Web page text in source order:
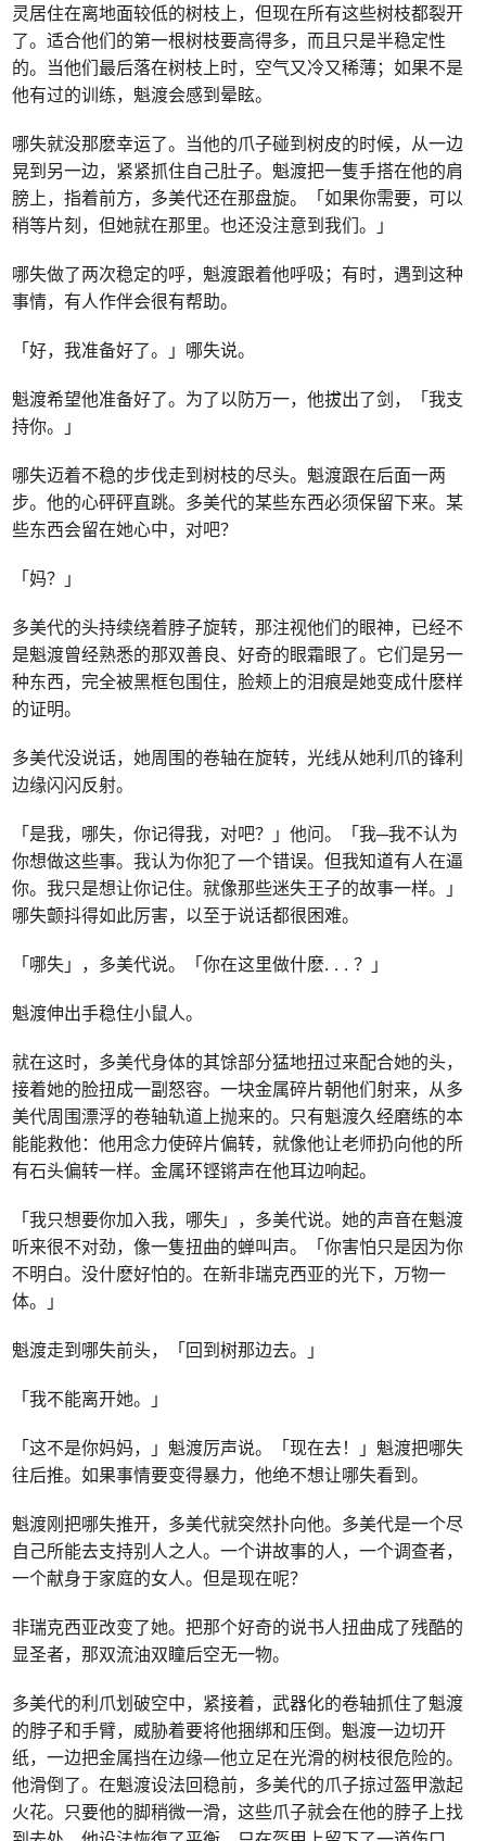
灵居住在离地面较低的树枝上，但现在所有这些树枝都裂开
了。适合他们的第一根树枝要高得多，而且只是半稳定性
的。当他们最后落在树枝上时，空气又冷又稀薄；如果不是
他有过的训练，魁渡会感到晕眩。
哪失就没那麽幸运了。当他的爪子碰到树皮的时候，从一边
晃到另一边，紧紧抓住自己肚子。魁渡把一隻手搭在他的肩
膀上，指着前方，多美代还在那盘旋。「如果你需要，可以
稍等片刻，但她就在那里。也还没注意到我们。」
哪失做了两次稳定的呼，魁渡跟着他呼吸；有时，遇到这种
事情，有人作伴会很有帮助。
「好，我准备好了。」哪失说。
魁渡希望他准备好了。为了以防万一，他拔出了剑，「我支
持你。」
哪失迈着不稳的步伐走到树枝的尽头。魁渡跟在后面一两
步。他的心砰砰直跳。多美代的某些东西必须保留下来。某
些东西会留在她心中，对吧？
「妈？」
多美代的头持续绕着脖子旋转，那注视他们的眼神，已经不
是魁渡曾经熟悉的那双善良、好奇的眼霜眼了。它们是另一
种东西，完全被黑框包围住，脸颊上的泪痕是她变成什麽样
的证明。
多美代没说话，她周围的卷轴在旋转，光线从她利爪的锋利
边缘闪闪反射。
「是我，哪失，你记得我，对吧？」他问。「我─我不认为
你想做这些事。我认为你犯了一个错误。但我知道有人在逼
你。我只是想让你记住。就像那些迷失王子的故事一样。」
哪失颤抖得如此厉害，以至于说话都很困难。
「哪失」，多美代说。「你在这里做什麽. . .？」
魁渡伸出手稳住小鼠人。
就在这时，多美代身体的其馀部分猛地扭过来配合她的头，
接着她的脸扭成一副怒容。一块金属碎片朝他们射来，从多
美代周围漂浮的卷轴轨道上抛来的。只有魁渡久经磨练的本
能能救他：他用念力使碎片偏转，就像他让老师扔向他的所
有石头偏转一样。金属环铿锵声在他耳边响起。
「我只想要你加入我，哪失」，多美代说。她的声音在魁渡
听来很不对劲，像一隻扭曲的蝉叫声。「你害怕只是因为你
不明白。没什麽好怕的。在新非瑞克西亚的光下，万物一
体。」
魁渡走到哪失前头，「回到树那边去。」
「我不能离开她。」
「这不是你妈妈，」魁渡厉声说。「现在去！」魁渡把哪失
往后推。如果事情要变得暴力，他绝不想让哪失看到。
魁渡刚把哪失推开，多美代就突然扑向他。多美代是一个尽
自己所能去支持别人之人。一个讲故事的人，一个调查者，
一个献身于家庭的女人。但是现在呢？
非瑞克西亚改变了她。把那个好奇的说书人扭曲成了残酷的
显圣者，那双流油双瞳后空无一物。
多美代的利爪划破空中，紧接着，武器化的卷轴抓住了魁渡
的脖子和手臂，威胁着要将他捆绑和压倒。魁渡一边切开
纸，一边把金属挡在边缘—他立足在光滑的树枝很危险的。
他滑倒了。在魁渡设法回稳前，多美代的爪子掠过盔甲激起
火花。只要他的脚稍微一滑，这些爪子就会在他的脖子上找